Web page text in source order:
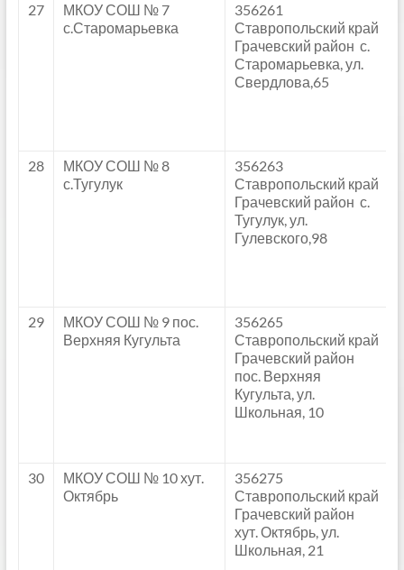
27
МКОУ СОШ № 7
с.Старомарьевка
356261
Ставропольский край
Грачевский район с.
Старомарьевка, ул.
Свердлова,65
28
МКОУ СОШ № 8
с.Тугулук
356263
Ставропольский край
Грачевский район с.
Тугулук, ул.
Гулевского,98
29
МКОУ СОШ № 9 пос.
Верхняя Кугульта
356265
Ставропольский край
Грачевский район
пос. Верхняя
Кугульта, ул.
Школьная, 10
30
МКОУ СОШ № 10 хут.
Октябрь
356275
Ставропольский край
Грачевский район
хут. Октябрь, ул.
Школьная, 21